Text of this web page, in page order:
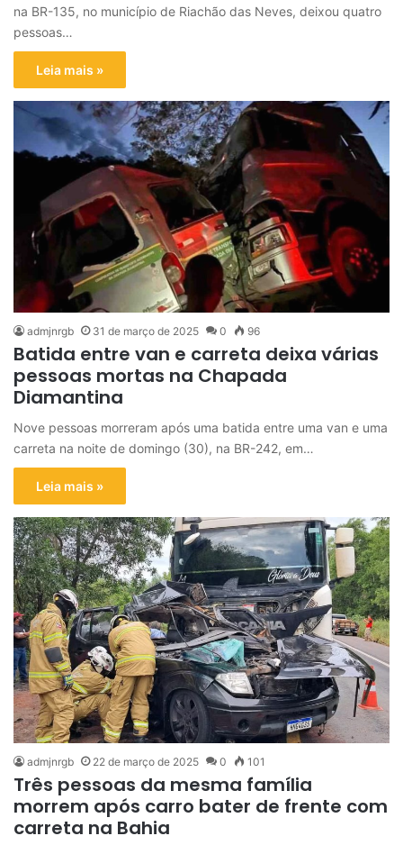
na BR-135, no município de Riachão das Neves, deixou quatro
pessoas…
Leia mais »
admjnrgb 31 de março de 2025 0 96
Batida entre van e carreta deixa várias
pessoas mortas na Chapada
Diamantina
Nove pessoas morreram após uma batida entre uma van e uma
carreta na noite de domingo (30), na BR-242, em…
Leia mais »
admjnrgb 22 de março de 2025 0 101
Três pessoas da mesma família
morrem após carro bater de frente com
carreta na Bahia